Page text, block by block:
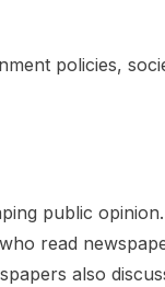
policies,
public
read
also